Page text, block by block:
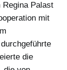
Regina Palast
mit
die